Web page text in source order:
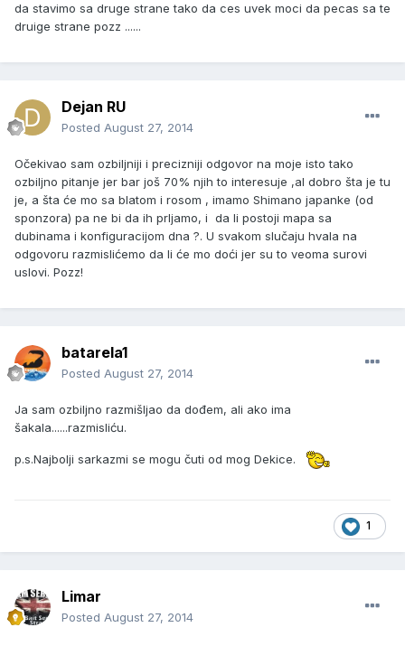
da stavimo sa druge strane tako da ces uvek moci da pecas sa te
druige strane pozz ......
Dejan RU
Posted August 27, 2014
Očekivao sam ozbiljniji i precizniji odgovor na moje isto tako
ozbiljno pitanje jer bar još 70% njih to interesuje ,al dobro šta je tu
je, a šta će mo sa blatom i rosom , imamo Shimano japanke (od
sponzora) pa ne bi da ih prljamo, i da li postoji mapa sa
dubinama i konfiguracijom dna ?. U svakom slučaju hvala na
odgovoru razmislićemo da li će mo doći jer su to veoma surovi
uslovi. Pozz!
batarela1
Posted August 27, 2014
Ja sam ozbiljno razmišljao da dođem, ali ako ima
šakala......razmisliću.
p.s.Najbolji sarkazmi se mogu čuti od mog Dekice.
1
Limar
Posted August 27, 2014